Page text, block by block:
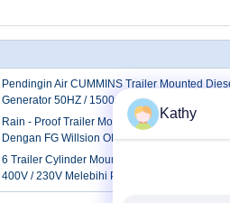
Pendingin Air CUMMINS Trailer Mounted
Generator 50HZ / 1500rpm
Rain - Proof Trailer Mounted Diesel Generator
Dengan FG Willsion OEM Engine
6 Trailer Cylinder Mounted Generator 200KW
400V / 230V Melebihi Perlindungan Saat Ini
Kathy